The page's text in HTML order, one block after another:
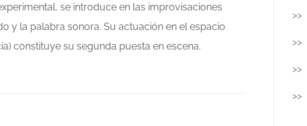
se introduce en las improvisaciones
y la palabra sonora. Su actuación en el espacio
constituye su segunda puesta en escena.